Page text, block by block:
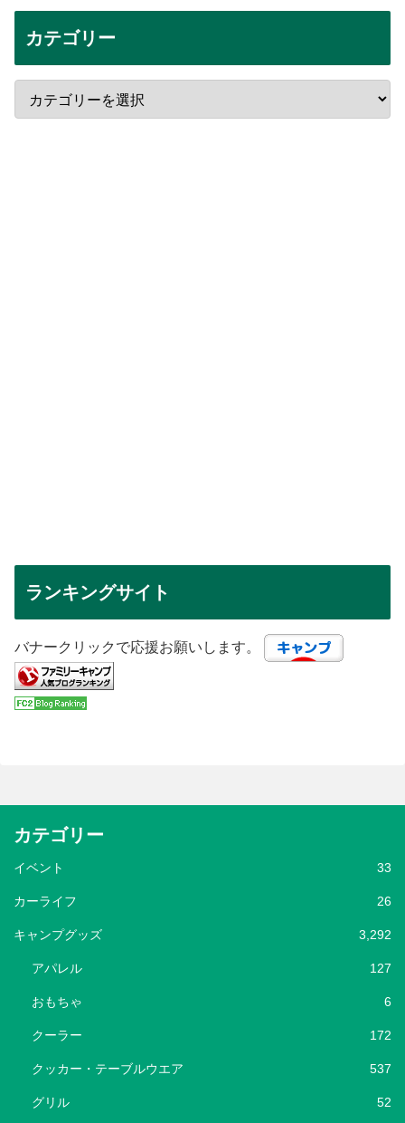
カテゴリー
ランキングサイト
バナークリックで応援お願いします。
カテゴリー
イベント 33
カーライフ 26
キャンプグッズ 3,292
アパレル 127
おもちゃ 6
クーラー 172
クッカー・テーブルウエア 537
グリル 52